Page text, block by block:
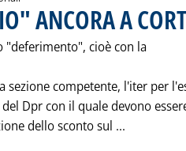
ANCORA A
"deferimento", cioè con la
sezione competente, l'iter per
Dpr con il quale devono
dello sconto sul ...